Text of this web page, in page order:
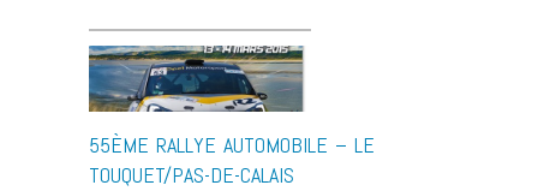
55ÈME RALLYE AUTOMOBILE – LE
TOUQUET/PAS-DE-CALAIS